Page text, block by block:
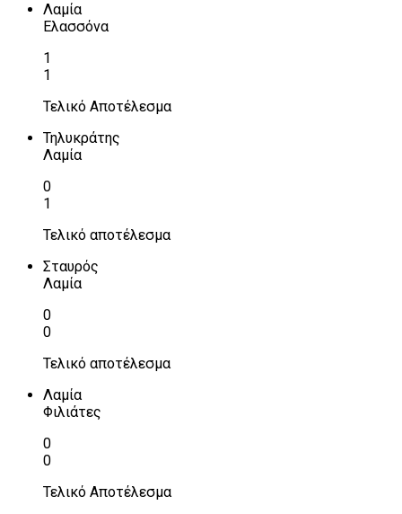
Λαμία
Ελασσόνα
1
1
Τελικό Αποτέλεσμα
Τηλυκράτης
Λαμία
0
1
Τελικό αποτέλεσμα
Σταυρός
Λαμία
0
0
Τελικό αποτέλεσμα
Λαμία
Φιλιάτες
0
0
Τελικό Αποτέλεσμα